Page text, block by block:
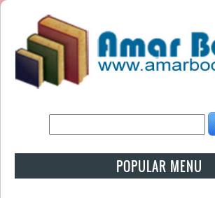
POPULAR MENU